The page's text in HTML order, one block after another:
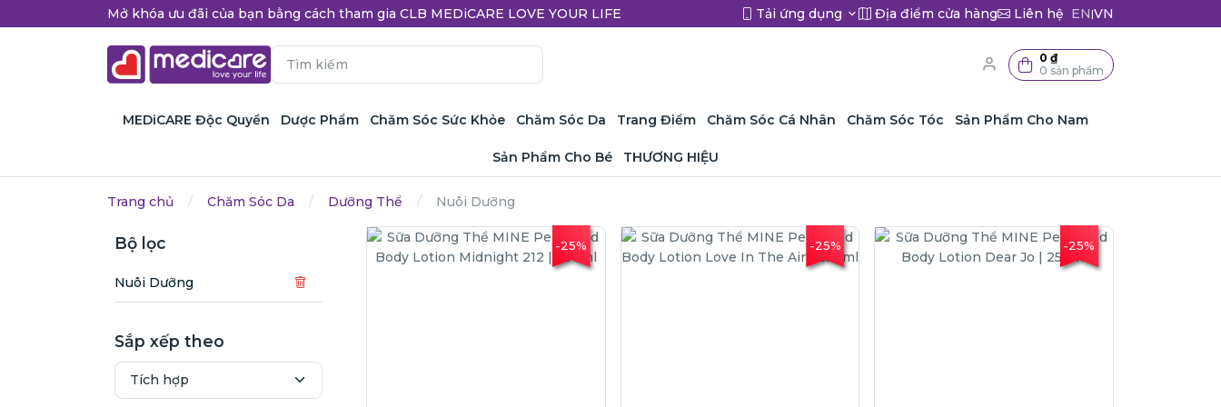
Mở khóa ưu đãi của bạn bằng cách tham gia CLB MEDiCARE LOVE YOUR LIFE Tải ứng dụng Địa điểm cửa hàng Liên hệ EN|VN
0 ₫
0 sản phẩm
MEDiCARE Độc Quyền Dược Phẩm Chăm Sóc Sức Khỏe Chăm Sóc Da Trang Điểm Chăm Sóc Cá Nhân Chăm Sóc Tóc Sản Phẩm Cho Nam
Sản Phẩm Cho Bé THƯƠNG HIỆU
Trang chủ Chăm Sóc Da Dưỡng Thể Nuôi Dưỡng
Bộ lọc
Nuôi Dưỡng
Sắp xếp theo
-25% -25% -25%